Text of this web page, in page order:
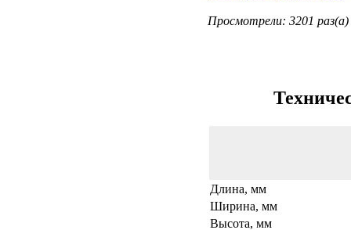
Просмотрели: 3201 раз(а)
Длина, мм
Ширина, мм
Высота, мм